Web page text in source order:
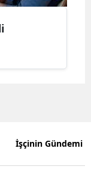
Çanakkale
Denizli
Diyarbakır
İşçinin Gündemi